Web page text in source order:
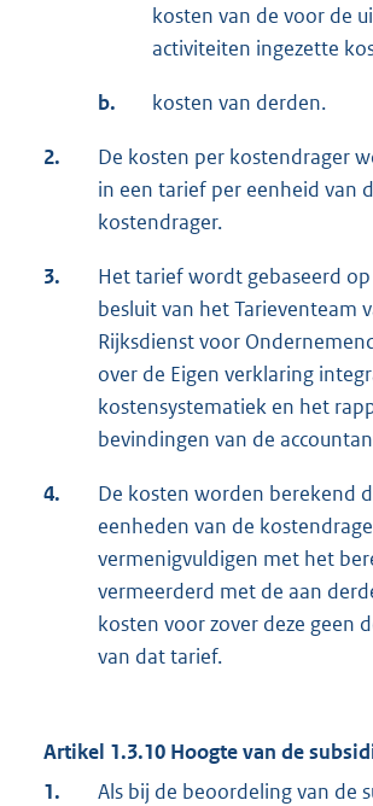
kosten van de voor de
activiteiten ingezette
b. kosten van derden.
2.
De kosten per kostendrager
in een tarief per eenheid van
kostendrager.
3.
Het tarief wordt gebaseerd
besluit van het Tarieventeam
Rijksdienst voor
over de Eigen verklaring
kostensystematiek en het
bevindingen van de
4.
De kosten worden berekend
eenheden van de
vermenigvuldigen met het
vermeerderd met de aan
kosten voor zover deze geen
van dat tarief.
Artikel 1.3.10 Hoogte van de
1.
Als bij de beoordeling van de